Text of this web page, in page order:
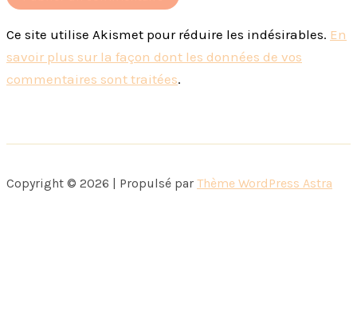
Ce site utilise Akismet pour réduire les indésirables. En
savoir plus sur la façon dont les données de vos
commentaires sont traitées.
Copyright © 2026 | Propulsé par Thème WordPress Astra